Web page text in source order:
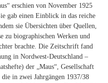
erschien von November 1925
gab einen Einblick in das reiche
sie Übersichten über Quellen,
zu biographischen Werken und
brachte. Die Zeitschrift fand
in Nordwest-Deutschland –
der „Maus“, Gesellschaft
in zwei Jahrgängen 1937/38